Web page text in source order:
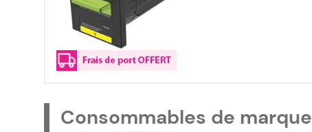
Consommables de marque